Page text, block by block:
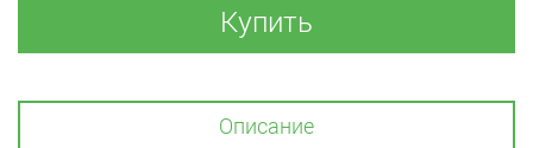
Купить
Описание